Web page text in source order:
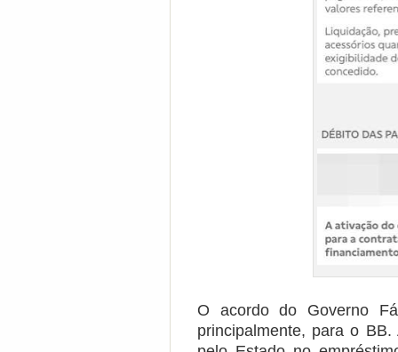
O acordo do Governo
principalmente, para o